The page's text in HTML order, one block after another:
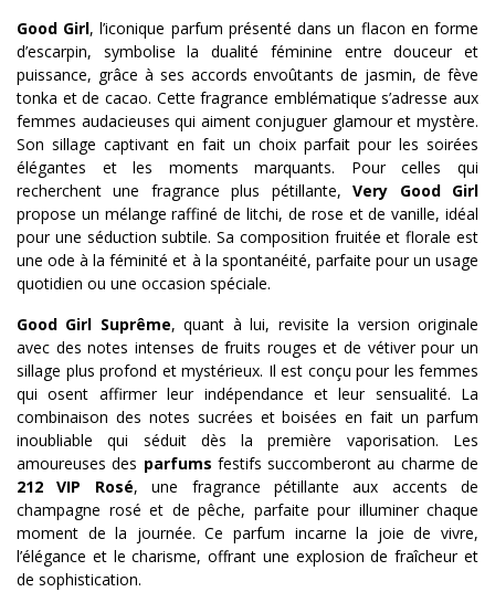
Good Girl, l’iconique parfum présenté dans un flacon en forme
d’escarpin, symbolise la dualité féminine entre douceur et
puissance, grâce à ses accords envoûtants de jasmin, de fève
tonka et de cacao. Cette fragrance emblématique s’adresse aux
femmes audacieuses qui aiment conjuguer glamour et mystère.
Son sillage captivant en fait un choix parfait pour les soirées
élégantes et les moments marquants. Pour celles qui
recherchent une fragrance plus pétillante,Very Good Girl
propose un mélange raffiné de litchi, de rose et de vanille, idéal
pour une séduction subtile. Sa composition fruitée et florale est
une ode à la féminité et à la spontanéité, parfaite pour un usage
quotidien ou une occasion spéciale.
Good Girl Suprême, quant à lui, revisite la version originale
avec des notes intenses de fruits rouges et de vétiver pour un
sillage plus profond et mystérieux. Il est conçu pour les femmes
qui osent affirmer leur indépendance et leur sensualité. La
combinaison des notes sucrées et boisées en fait un parfum
inoubliable qui séduit dès la première vaporisation. Les
amoureuses des parfums festifs succomberont au charme de
212 VIP Rosé, une fragrance pétillante aux accents de
champagne rosé et de pêche, parfaite pour illuminer chaque
moment de la journée. Ce parfum incarne la joie de vivre,
l’élégance et le charisme, offrant une explosion de fraîcheur et
de sophistication.